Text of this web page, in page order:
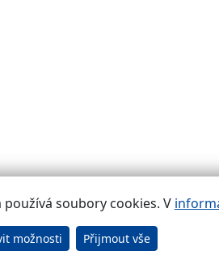
soubory cookies. V
možnosti Přijmout vše